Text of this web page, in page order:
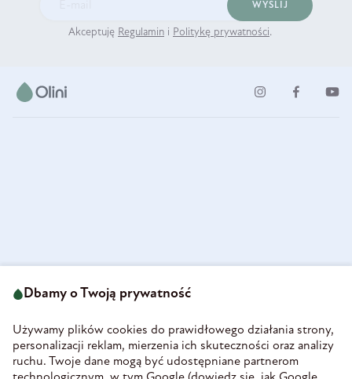
WYŚLIJ
Akceptuję Regulamin i Politykę prywatności.
58-160 Świebodzice
REGON 890213034
INFORMACJE
Dbamy o Twoją prywatność
Używamy plików cookies do prawidłowego działania strony,
personalizacji reklam, mierzenia ich skuteczności oraz analizy
ruchu. Twoje dane mogą być udostępniane partnerom